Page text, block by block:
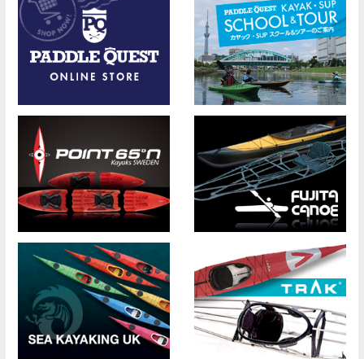
ゲ
ー
シ
ョ